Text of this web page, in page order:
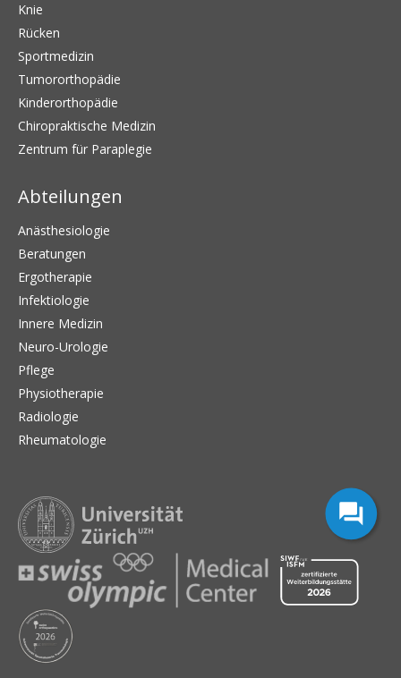
Knie
Rücken
Sportmedizin
Tumororthopädie
Kinderorthopädie
Chiropraktische Medizin
Zentrum für Paraplegie
Abteilungen
Anästhesiologie
Beratungen
Ergotherapie
Infektiologie
Innere Medizin
Neuro-Urologie
Pflege
Physiotherapie
Radiologie
Rheumatologie